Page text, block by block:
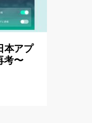
本アプ
考〜